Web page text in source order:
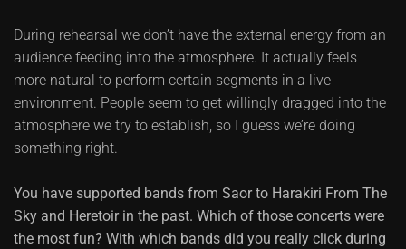
During rehearsal we don’t have the external energy from an
audience feeding into the atmosphere. It actually feels
more natural to perform certain segments in a live
environment. People seem to get willingly dragged into the
atmosphere we try to establish, so I guess we’re doing
something right.
You have supported bands from Saor to Harakiri From The
Sky and Heretoir in the past. Which of those concerts were
the most fun? With which bands did you really click during